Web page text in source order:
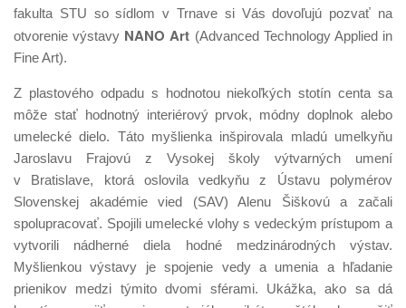
fakulta STU so sídlom v Trnave si Vás dovoľujú pozvať na
otvorenie výstavy NANO Art (Advanced Technology Applied in
Fine Art).
Z plastového odpadu s hodnotou niekoľkých stotín centa sa
môže stať hodnotný interiérový prvok, módny doplnok alebo
umelecké dielo. Táto myšlienka inšpirovala mladú umelkyňu
Jaroslavu Frajovú z Vysokej školy výtvarných umení
v Bratislave, ktorá oslovila vedkyňu z Ústavu polymérov
Slovenskej akadémie vied (SAV) Alenu Šiškovú a začali
spolupracovať. Spojili umelecké vlohy s vedeckým prístupom a
vytvorili nádherné diela hodné medzinárodných výstav.
Myšlienkou výstavy je spojenie vedy a umenia a hľadanie
prienikov medzi týmito dvomi sférami. Ukážka, ako sa dá